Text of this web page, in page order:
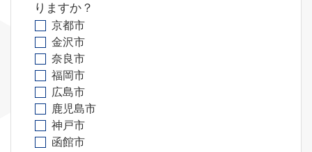
りますか？
京都市
金沢市
奈良市
福岡市
広島市
鹿児島市
神戸市
函館市